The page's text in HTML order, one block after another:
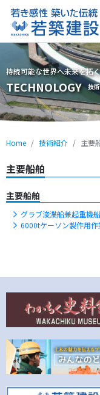
技
TECHNOLOGY
Home 技術紹介 主要
主要船舶
主要船舶
グラブ浚渫船兼起重機船
6000tケーソン製作用作